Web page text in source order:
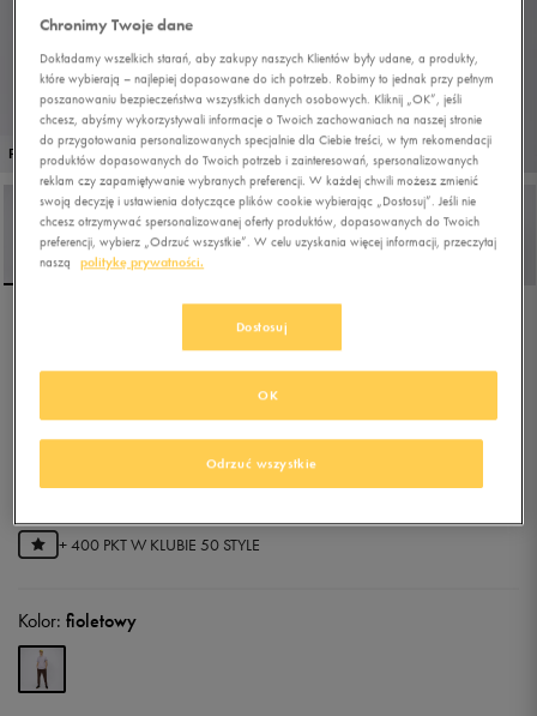
PROMO: DO -30% 1/5
FILA POLO PAZZO
5.0(3)
55,99
51,99złz Vat
+ 400 PKT W KLUBIE 50 STYLE
Kolor: fioletowy
Chronimy Twoje dane
Dokładamy wszelkich starań, aby zakupy naszych Klientów były udane, a produkty,
które wybierają – najlepiej dopasowane do ich potrzeb. Robimy to jednak przy pełnym
poszanowaniu bezpieczeństwa wszystkich danych osobowych. Kliknij „OK”, jeśli
chcesz, abyśmy wykorzystywali informacje o Twoich zachowaniach na naszej stronie
do przygotowania personalizowanych specjalnie dla Ciebie treści, w tym rekomendacji
produktów dopasowanych do Twoich potrzeb i zainteresowań, spersonalizowanych
reklam czy zapamiętywanie wybranych preferencji. W każdej chwili możesz zmienić
swoją decyzję i ustawienia dotyczące plików cookie wybierając „Dostosuj”. Jeśli nie
chcesz otrzymywać spersonalizowanej oferty produktów, dopasowanych do Twoich
preferencji, wybierz „Odrzuć wszystkie”. W celu uzyskania więcej informacji, przeczytaj
naszą
politykę prywatności.
Dostosuj
Odrzuć wszystkie
OK